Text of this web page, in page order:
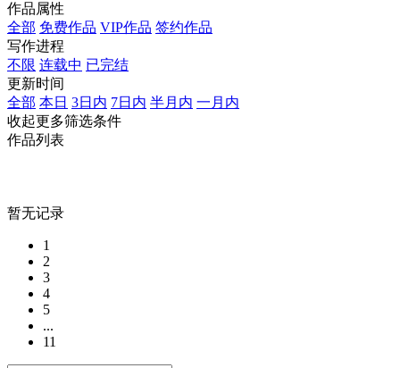
作品属性
全部 免费作品 VIP作品 签约作品
写作进程
不限 连载中 已完结
更新时间
全部 本日 3日内 7日内 半月内 一月内
收起更多筛选条件
作品列表
暂无记录
1
2
3
4
5
...
11